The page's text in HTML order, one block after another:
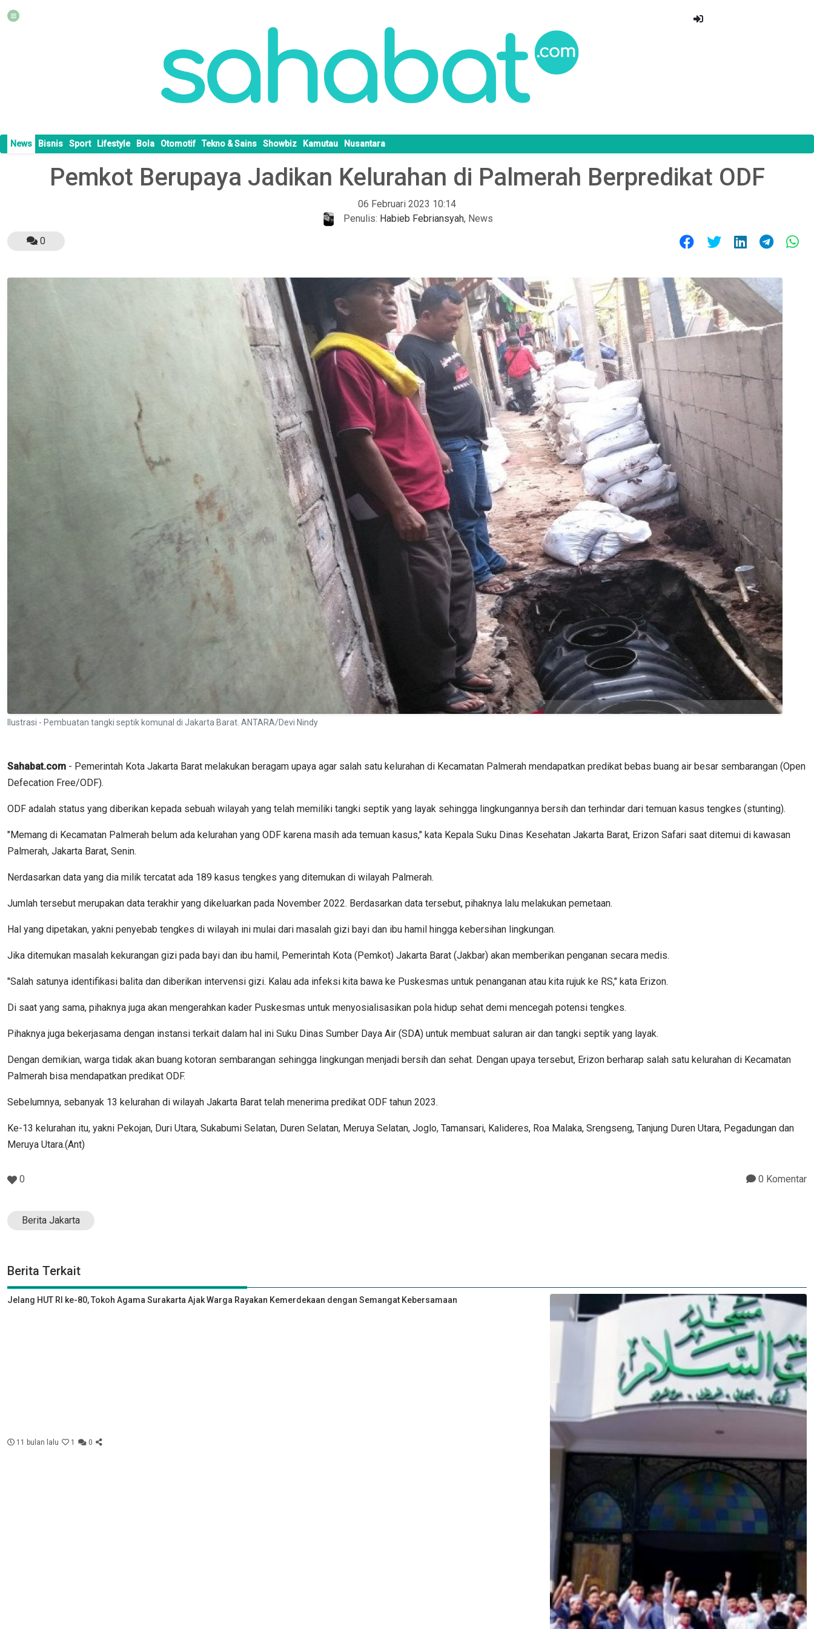
News Bisnis Sport Lifestyle Bola Otomotif Tekno & Sains Showbiz Kamutau Nusantara
Pemkot Berupaya Jadikan Kelurahan di Palmerah Berpredikat ODF
06 Februari 2023 10:14
Penulis: Habieb Febriansyah, News
0
Ilustrasi - Pembuatan tangki septik komunal di Jakarta Barat. ANTARA/Devi Nindy
Sahabat.com - Pemerintah Kota Jakarta Barat melakukan beragam upaya agar salah satu kelurahan di Kecamatan Palmerah mendapatkan predikat bebas buang air besar sembarangan (Open
Defecation Free/ODF).
ODF adalah status yang diberikan kepada sebuah wilayah yang telah memiliki tangki septik yang layak sehingga lingkungannya bersih dan terhindar dari temuan kasus tengkes (stunting).
"Memang di Kecamatan Palmerah belum ada kelurahan yang ODF karena masih ada temuan kasus," kata Kepala Suku Dinas Kesehatan Jakarta Barat, Erizon Safari saat ditemui di kawasan
Palmerah, Jakarta Barat, Senin.
Nerdasarkan data yang dia milik tercatat ada 189 kasus tengkes yang ditemukan di wilayah Palmerah.
Jumlah tersebut merupakan data terakhir yang dikeluarkan pada November 2022. Berdasarkan data tersebut, pihaknya lalu melakukan pemetaan.
Hal yang dipetakan, yakni penyebab tengkes di wilayah ini mulai dari masalah gizi bayi dan ibu hamil hingga kebersihan lingkungan.
Jika ditemukan masalah kekurangan gizi pada bayi dan ibu hamil, Pemerintah Kota (Pemkot) Jakarta Barat (Jakbar) akan memberikan penganan secara medis.
"Salah satunya identifikasi balita dan diberikan intervensi gizi. Kalau ada infeksi kita bawa ke Puskesmas untuk penanganan atau kita rujuk ke RS," kata Erizon.
Di saat yang sama, pihaknya juga akan mengerahkan kader Puskesmas untuk menyosialisasikan pola hidup sehat demi mencegah potensi tengkes.
Pihaknya juga bekerjasama dengan instansi terkait dalam hal ini Suku Dinas Sumber Daya Air (SDA) untuk membuat saluran air dan tangki septik yang layak.
Dengan demikian, warga tidak akan buang kotoran sembarangan sehingga lingkungan menjadi bersih dan sehat. Dengan upaya tersebut, Erizon berharap salah satu kelurahan di Kecamatan
Palmerah bisa mendapatkan predikat ODF.
Sebelumnya, sebanyak 13 kelurahan di wilayah Jakarta Barat telah menerima predikat ODF tahun 2023.
Ke-13 kelurahan itu, yakni ​​​​​Pekojan, Duri Utara, Sukabumi Selatan, Duren Selatan, Meruya Selatan, Joglo, Tamansari, Kalideres, Roa Malaka, Srengseng, Tanjung Duren Utara, Pegadungan dan
Meruya Utara.(Ant)
0 0 Komentar
Berita Jakarta
Berita Terkait
Jelang HUT RI ke-80, Tokoh Agama Surakarta Ajak Warga Rayakan Kemerdekaan dengan Semangat Kebersamaan
11 bulan lalu 1 0